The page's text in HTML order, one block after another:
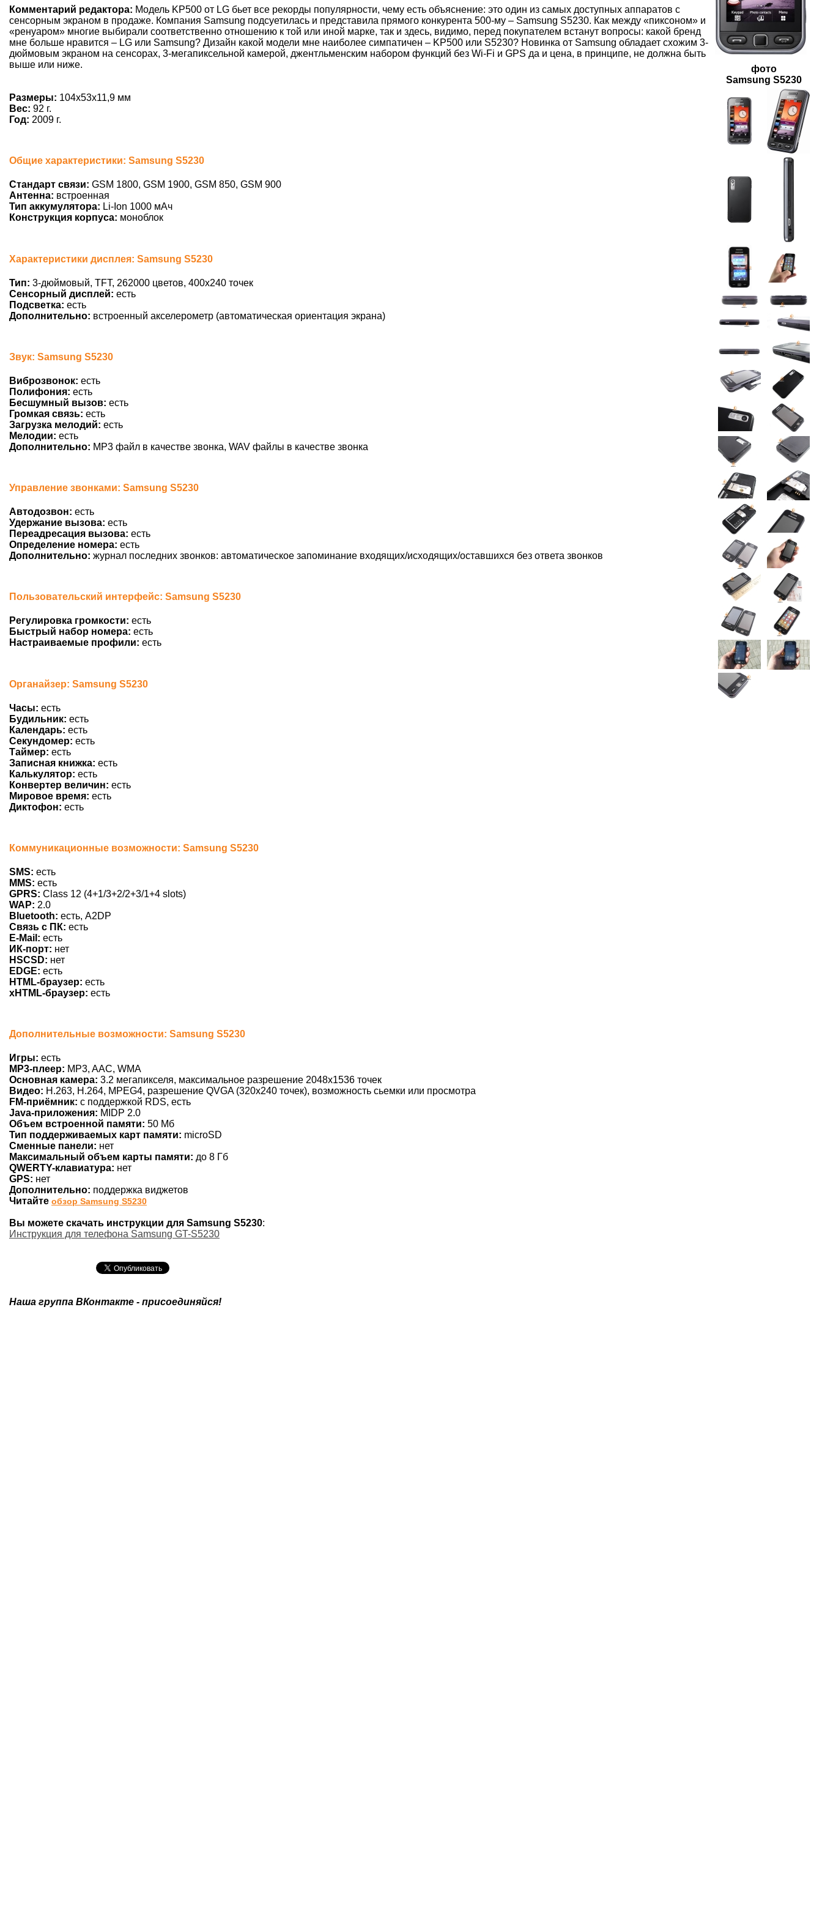
фото
Samsung S5230
Комментарий редактора: Модель KP500 от LG бьет все рекорды популярности, чему есть объяснение: это один из самых доступных аппаратов с
сенсорным экраном в продаже. Компания Samsung подсуетилась и представила прямого конкурента 500-му – Samsung S5230. Как между «пиксоном» и
«ренуаром» многие выбирали соответственно отношению к той или иной марке, так и здесь, видимо, перед покупателем встанут вопросы: какой бренд
мне больше нравится – LG или Samsung? Дизайн какой модели мне наиболее симпатичен – KP500 или S5230? Новинка от Samsung обладает схожим 3-
дюймовым экраном на сенсорах, 3-мегапиксельной камерой, джентльменским набором функций без Wi-Fi и GPS да и цена, в принципе, не должна быть
выше или ниже.
Размеры: 104x53x11,9 мм
Вес: 92 г.
Год: 2009 г.
Общие характеристики: Samsung S5230
Стандарт связи: GSM 1800, GSM 1900, GSM 850, GSM 900
Антенна: встроенная
Тип аккумулятора: Li-Ion 1000 мАч
Конструкция корпуса: моноблок
Характеристики дисплея: Samsung S5230
Тип: 3-дюймовый, TFT, 262000 цветов, 400х240 точек
Сенсорный дисплей: есть
Подсветка: есть
Дополнительно: встроенный акселерометр (автоматическая ориентация экрана)
Звук: Samsung S5230
Виброзвонок: есть
Полифония: есть
Бесшумный вызов: есть
Громкая связь: есть
Загрузка мелодий: есть
Мелодии: есть
Дополнительно: MP3 файл в качестве звонка, WAV файлы в качестве звонка
Управление звонками: Samsung S5230
Автодозвон: есть
Удержание вызова: есть
Переадресация вызова: есть
Определение номера: есть
Дополнительно: журнал последних звонков: автоматическое запоминание входящих/исходящих/оставшихся без ответа звонков
Пользовательский интерфейс: Samsung S5230
Регулировка громкости: есть
Быстрый набор номера: есть
Настраиваемые профили: есть
Органайзер: Samsung S5230
Часы: есть
Будильник: есть
Календарь: есть
Секундомер: есть
Таймер: есть
Записная книжка: есть
Калькулятор: есть
Конвертер величин: есть
Мировое время: есть
Диктофон: есть
Коммуникационные возможности: Samsung S5230
SMS: есть
MMS: есть
GPRS: Class 12 (4+1/3+2/2+3/1+4 slots)
WAP: 2.0
Bluetooth: есть, A2DP
Связь с ПК: есть
E-Mail: есть
ИК-порт: нет
HSCSD: нет
EDGE: есть
HTML-браузер: есть
xHTML-браузер: есть
Дополнительные возможности: Samsung S5230
Игры: есть
MP3-плеер: MP3, AAC, WMA
Основная камера: 3.2 мегапикселя, максимальное разрешение 2048х1536 точек
Видео: H.263, H.264, MPEG4, разрешение QVGA (320х240 точек), возможность сьемки или просмотра
FM-приёмник: с поддержкой RDS, есть
Java-приложения: MIDP 2.0
Объем встроенной памяти: 50 Мб
Тип поддерживаемых карт памяти: microSD
Сменные панели: нет
Максимальный объем карты памяти: до 8 Гб
QWERTY-клавиатура: нет
GPS: нет
Дополнительно: поддержка виджетов
Читайте обзор Samsung S5230
Вы можете скачать инструкции для Samsung S5230:
Инструкция для телефона Samsung GT-S5230
Наша группа ВКонтакте - присоединяйся!